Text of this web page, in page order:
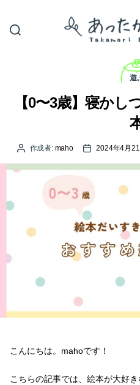
っ
ズ
遊
【0〜3歳】寝か
投
者
作成者: maho
投
日
2024年4月21
こんにちは。mahoです！
こちらの記事では、絵本が大好